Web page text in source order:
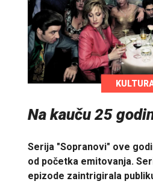
Na kauču 25
Serija "Sopranovi" ove
od početka emitovanja.
epizode zaintrigirala